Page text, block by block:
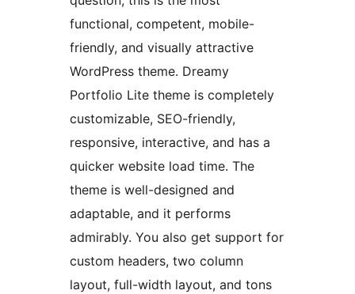
functional, competent, mobile-
friendly, and visually attractive
WordPress theme. Dreamy
Portfolio Lite theme is completely
customizable, SEO-friendly,
responsive, interactive, and has a
quicker website load time. The
theme is well-designed and
adaptable, and it performs
admirably. You also get support for
custom headers, two column
layout, full-width layout, and tons